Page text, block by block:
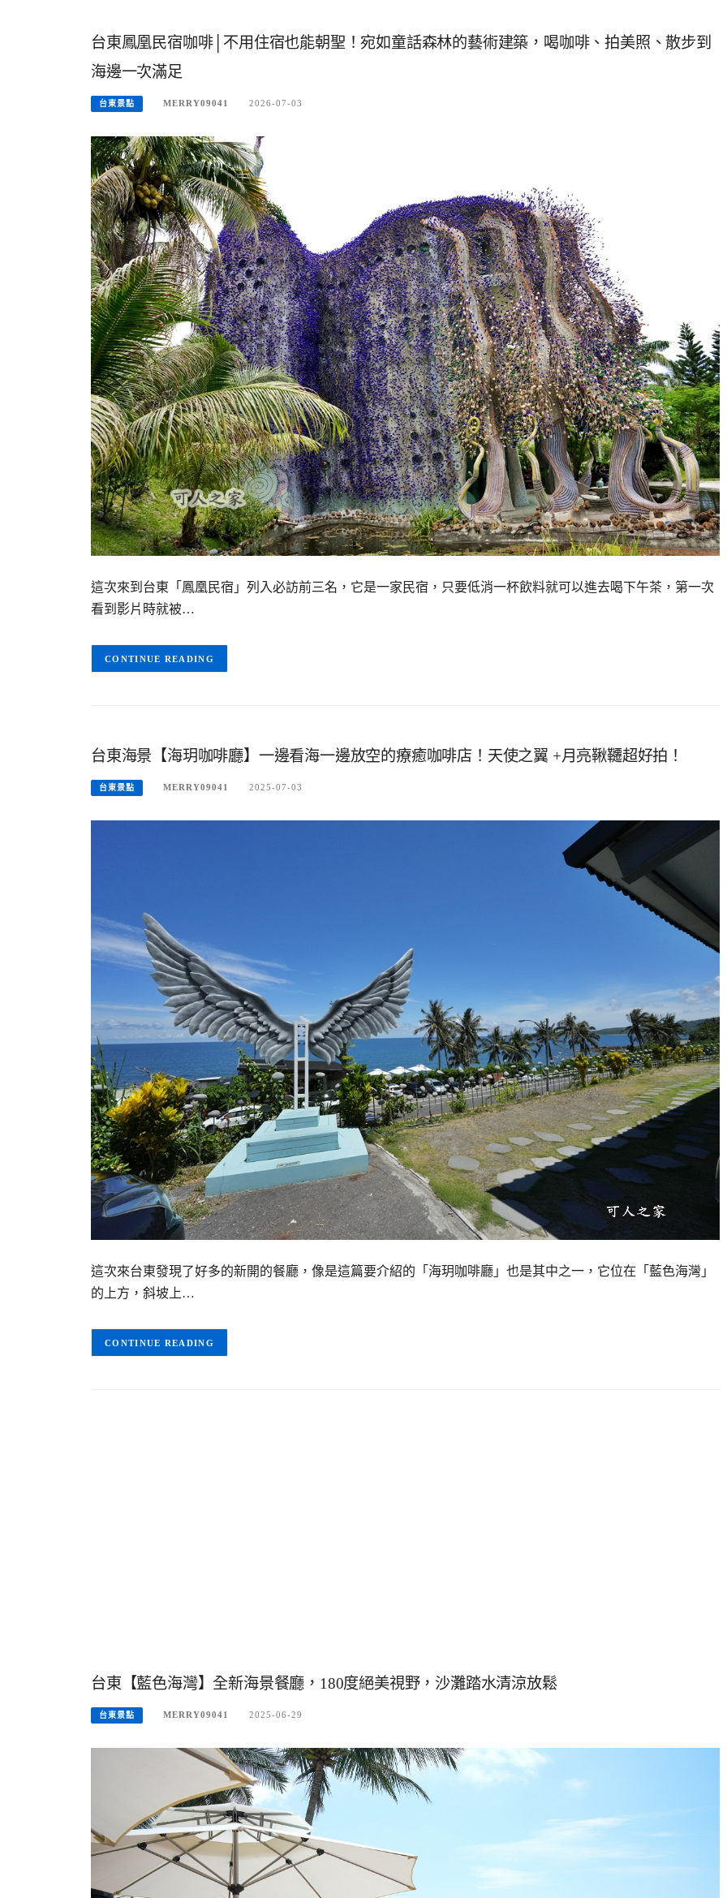
台東鳳凰民宿咖啡│不用住宿也能朝聖！宛如童話森林的藝術建築，喝咖啡、拍美照、散步到
海邊一次滿足
台東景點 MERRY09041 2026-07-03
這次來到台東「鳳凰民宿」列入必訪前三名，它是一家民宿，只要低消一杯飲料就可以進去喝下午茶，第一次
看到影片時就被…
CONTINUE READING
台東海景【海玥咖啡廳】一邊看海一邊放空的療癒咖啡店！天使之翼 +月亮鞦韆超好拍！
台東景點 MERRY09041 2025-07-03
這次來台東發現了好多的新開的餐廳，像是這篇要介紹的「海玥咖啡廳」也是其中之一，它位在「藍色海灣」
的上方，斜坡上…
CONTINUE READING
台東【藍色海灣】全新海景餐廳，180度絕美視野，沙灘踏水清涼放鬆
台東景點 MERRY09041 2025-06-29